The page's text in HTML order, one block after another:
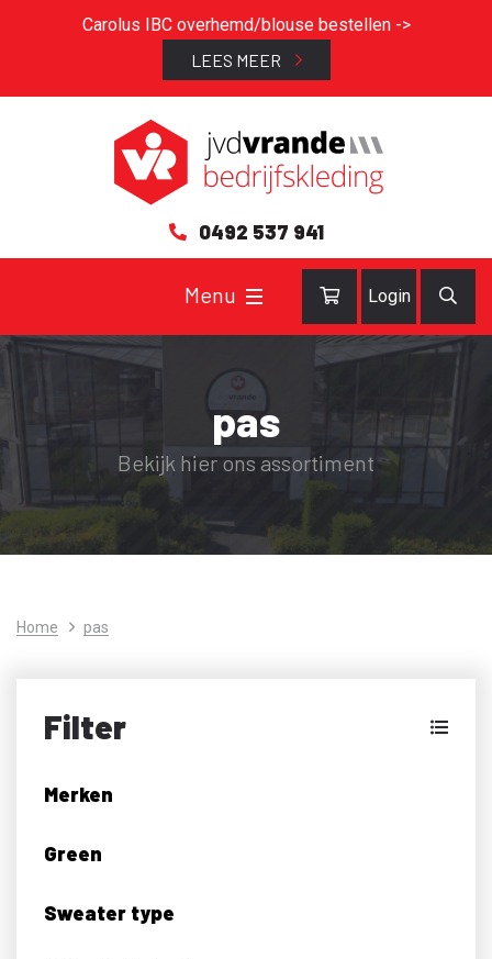
Carolus IBC overhemd/blouse bestellen ->
LEES MEER
0492 537 941
Login
pas
Bekijk hier ons assortiment
Home pas
Filter
Merken
Green
Sweater type